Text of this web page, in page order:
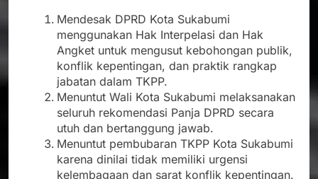
Mendesak DPRD Kota Sukabumi
menggunakan Hak Interpelasi dan Hak
Angket untuk mengusut kebohongan publik,
konflik kepentingan, dan praktik rangkap
jabatan dalam TKPP.
Menuntut Wali Kota Sukabumi melaksanakan
seluruh rekomendasi Panja DPRD secara
utuh dan bertanggung jawab.
Menuntut pembubaran TKPP Kota Sukabumi
karena dinilai tidak memiliki urgensi
kelembagaan dan sarat konflik kepentingan.